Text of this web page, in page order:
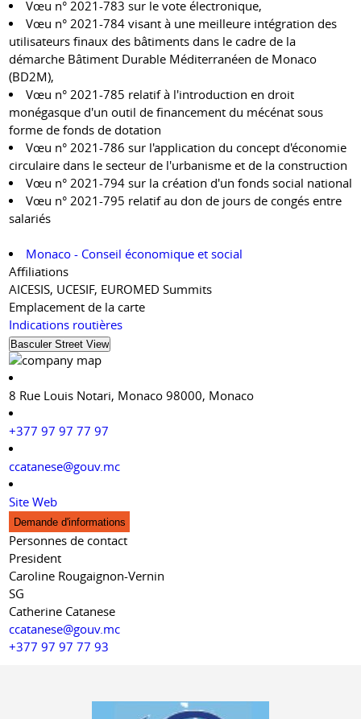
Vœu n° 2021-783 sur le vote électronique,
Vœu n° 2021-784 visant à une meilleure intégration des
utilisateurs finaux des bâtiments dans le cadre de la
démarche Bâtiment Durable Méditerranéen de Monaco
(BD2M),
Vœu n° 2021-785 relatif à l'introduction en droit
monégasque d'un outil de financement du mécénat sous
forme de fonds de dotation
Vœu n° 2021-786 sur l'application du concept d'économie
circulaire dans le secteur de l'urbanisme et de la construction
Vœu n° 2021-794 sur la création d'un fonds social national
Vœu n° 2021-795 relatif au don de jours de congés entre
salariés
Monaco - Conseil économique et social
Affiliations
AICESIS, UCESIF, EUROMED Summits
Emplacement de la carte
Indications routières
8 Rue Louis Notari, Monaco 98000, Monaco
+377 97 97 77 97
ccatanese@gouv.mc
Site Web
Demande d'informations
Personnes de contact
President
Caroline Rougaignon-Vernin
SG
Catherine Catanese
ccatanese@gouv.mc
+377 97 97 77 93